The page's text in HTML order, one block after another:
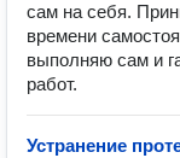
сам на себя.
времени
выполняю сам и
работ.
Устранение